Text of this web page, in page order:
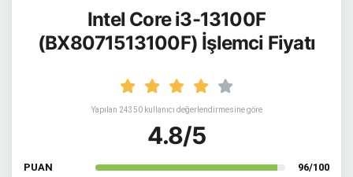
Intel Core i3-13100F
(BX8071513100F) İşlemci Fiyatı
Yapılan 24350 kullanıcı değerlendirmesine göre
4.8/5
PUAN 96/100